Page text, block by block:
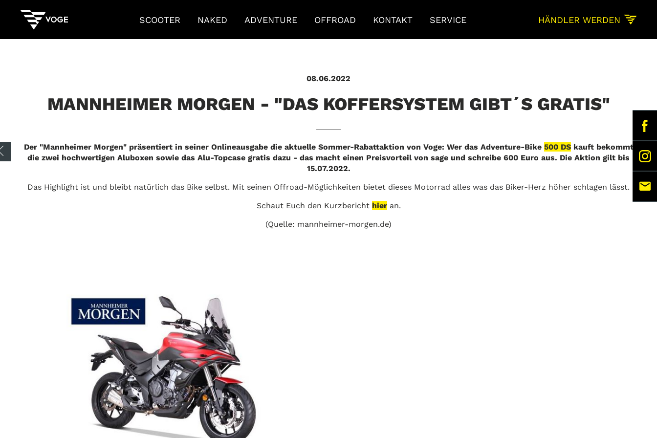
SCOOTER NAKED ADVENTURE OFFROAD KONTAKT SERVICE HÄNDLER WERDEN
08.06.2022
MANNHEIMER MORGEN - "DAS KOFFERSYSTEM GIBT´S GRATIS"
Der "Mannheimer Morgen" präsentiert in seiner Onlineausgabe die aktuelle Sommer-Rabattaktion von Voge: Wer das Adventure-Bike 500 DSkauft bekommt
die zwei hochwertigen Aluboxen sowie das Alu-Topcase gratis dazu - das macht einen Preisvorteil von sage und schreibe 600 Euro aus. Die Aktion gilt bis
15.07.2022.
Das Highlight ist und bleibt natürlich das Bike selbst. Mit seinen Offroad-Möglichkeiten bietet dieses Motorrad alles was das Biker-Herz höher schlagen lässt.
Schaut Euch den Kurzbericht hieran.
(Quelle: mannheimer-morgen.de)
Zurück zur Übersicht
F
I
M